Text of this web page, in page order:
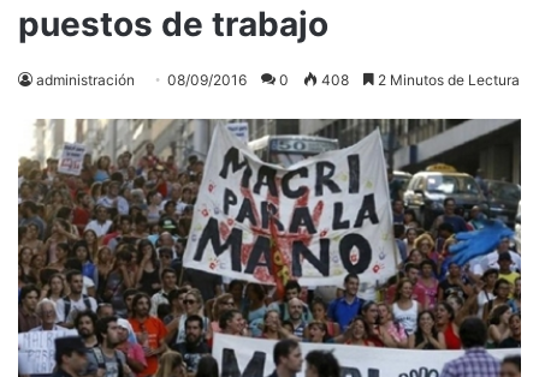
puestos de trabajo
administración 08/09/2016 0 408 2 Minutos de Lectura